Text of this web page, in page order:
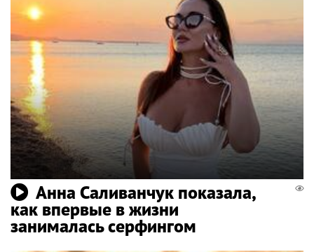
Анна Саливанчук показала,
как впервые в жизни
занималась серфингом